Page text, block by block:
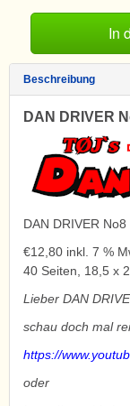
Beschreibung
DAN DRIVER
DAN DRIVER
€12,80 inkl. 7 %
40 Seiten, 18,5 x
Lieber DAN
schau doch mal
https://
oder